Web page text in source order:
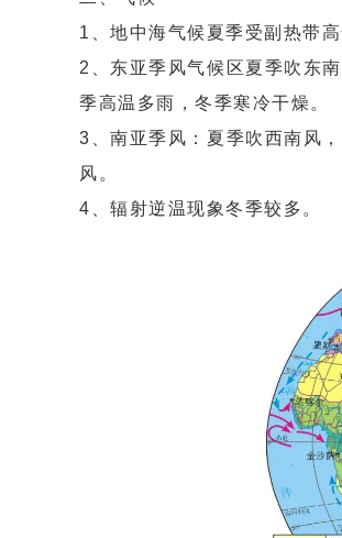
1、地中海气候夏季受副热带
2、东亚季风气候区夏季吹东
季高温多雨，冬季寒冷干燥。
3、南亚季风：夏季吹西南风
风。
4、辐射逆温现象冬季较多。